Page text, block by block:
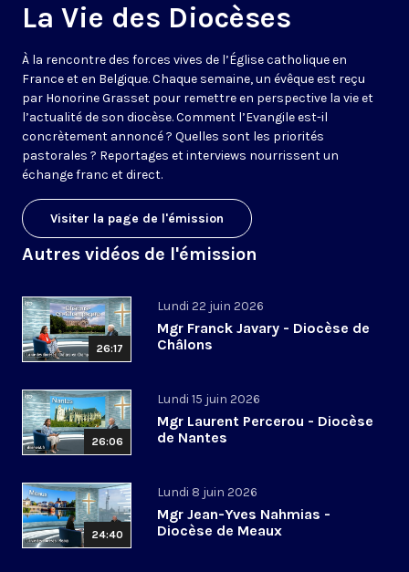
La Vie des Diocèses
À la rencontre des forces vives de l’Église catholique en
France et en Belgique. Chaque semaine, un évêque est reçu
par Honorine Grasset pour remettre en perspective la vie et
l’actualité de son diocèse. Comment l’Evangile est-il
concrètement annoncé ? Quelles sont les priorités
pastorales ? Reportages et interviews nourrissent un
échange franc et direct.
Visiter la page de l'émission
Autres vidéos de l'émission
26:17
Lundi 22 juin 2026
Mgr Franck Javary - Diocèse de
Châlons
26:06
Lundi 15 juin 2026
Mgr Laurent Percerou - Diocèse
de Nantes
24:40
Lundi 8 juin 2026
Mgr Jean-Yves Nahmias -
Diocèse de Meaux